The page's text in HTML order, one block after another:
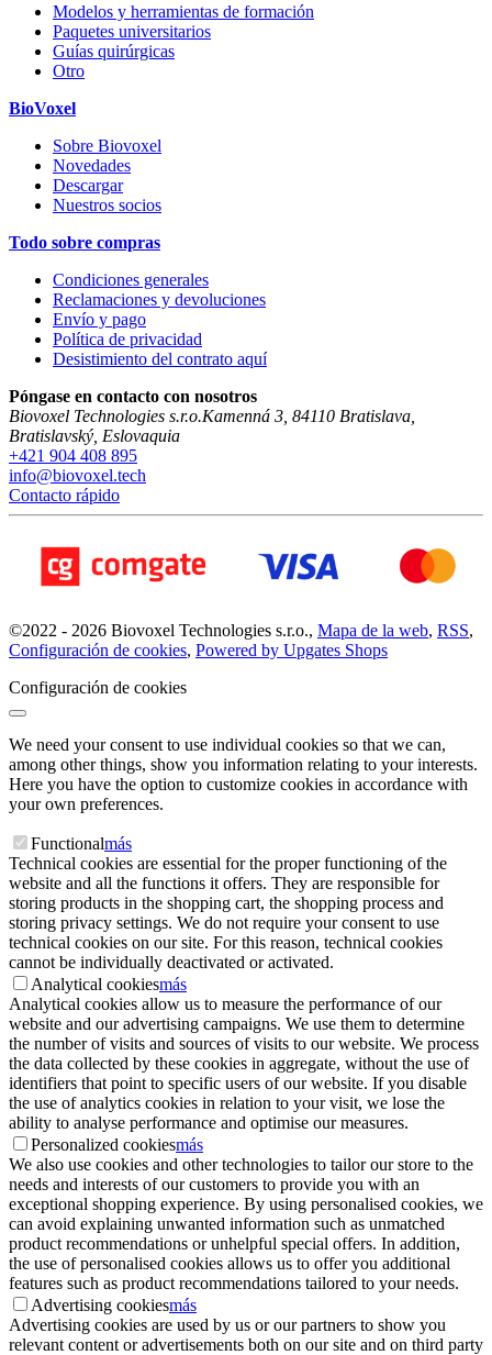
Modelos y herramientas de formación
Paquetes universitarios
Guías quirúrgicas
Otro
BioVoxel
Sobre Biovoxel
Novedades
Descargar
Nuestros socios
Todo sobre compras
Condiciones generales
Reclamaciones y devoluciones
Envío y pago
Política de privacidad
Desistimiento del contrato aquí
Póngase en contacto con nosotros
Biovoxel Technologies s.r.o.Kamenná 3 84110 Bratislava
Bratislavský Eslovaquia
+421 904 408 895
info@biovoxel.tech
Contacto rápido
©2022 - 2026 Biovoxel Technologies s.r.o., Mapa de la web, RSS,
Configuración de cookies, Powered by Upgates Shops
Configuración de cookies
We need your consent to use individual cookies so that we can,
among other things, show you information relating to your interests.
Here you have the option to customize cookies in accordance with
your own preferences.
Functionalmás
Technical cookies are essential for the proper functioning of the
website and all the functions it offers. They are responsible for
storing products in the shopping cart, the shopping process and
storing privacy settings. We do not require your consent to use
technical cookies on our site. For this reason, technical cookies
cannot be individually deactivated or activated.
Analytical cookiesmás
Analytical cookies allow us to measure the performance of our
website and our advertising campaigns. We use them to determine
the number of visits and sources of visits to our website. We process
the data collected by these cookies in aggregate, without the use of
identifiers that point to specific users of our website. If you disable
the use of analytics cookies in relation to your visit, we lose the
ability to analyse performance and optimise our measures.
Personalized cookiesmás
We also use cookies and other technologies to tailor our store to the
needs and interests of our customers to provide you with an
exceptional shopping experience. By using personalised cookies, we
can avoid explaining unwanted information such as unmatched
product recommendations or unhelpful special offers. In addition,
the use of personalised cookies allows us to offer you additional
features such as product recommendations tailored to your needs.
Advertising cookiesmás
Advertising cookies are used by us or our partners to show you
relevant content or advertisements both on our site and on third party